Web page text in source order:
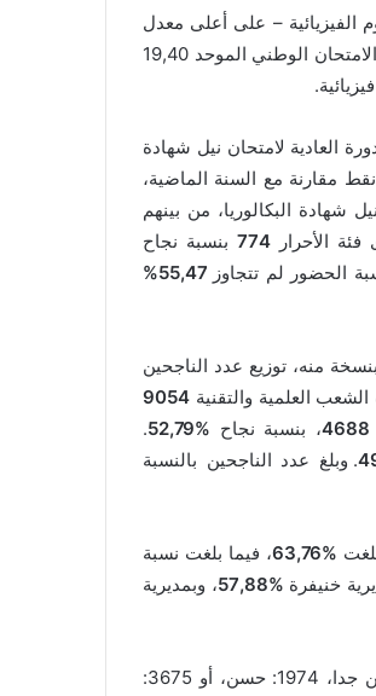
الفيزيائية – على أعلى معدل
على المستوى الجهوي (19,15)بجهة بني ملال خنيفرة . كما تم تسجيل أعلى معدل في الامتحان الوطني الموحد 19,40
العادية لامتحان نيل شهادة
مقارنة مع السنة الماضية،
البكالوريا، من بينهم
فئة الأحرار774 بنسبة نجاح
الحضور لم تتجاوز 55,47%
للأكاديمية الجهوية للتربية والتكوين بني ملال خنيفرة ، توصلت “جديد24” بنسخة منه، توزيع عدد الناجحين
العلمية والتقنية 9054
4688، بنسبة نجاح %52,79
.
. وبلغ عدد الناجحين بالنسبة
%
63,76، فيما بلغت نسبة
خنيفرة %
57,88، وبمديرية
(1176: حسن جدا، 1974: حسن، أو 3675: